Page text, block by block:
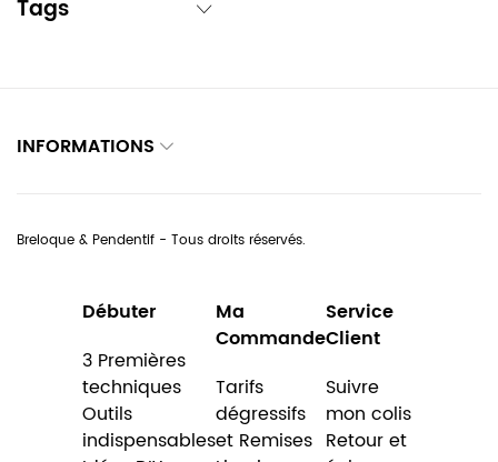
Tags
INFORMATIONS
Breloque & Pendentif - Tous droits réservés.
Débuter
3 Premières
techniques
Outils
indispensables
Ma
Commande
Tarifs
dégressifs
et Remises
Service
Client
Suivre
mon colis
Retour et